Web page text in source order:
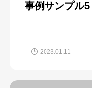
事例サンプル5
2023.01.11